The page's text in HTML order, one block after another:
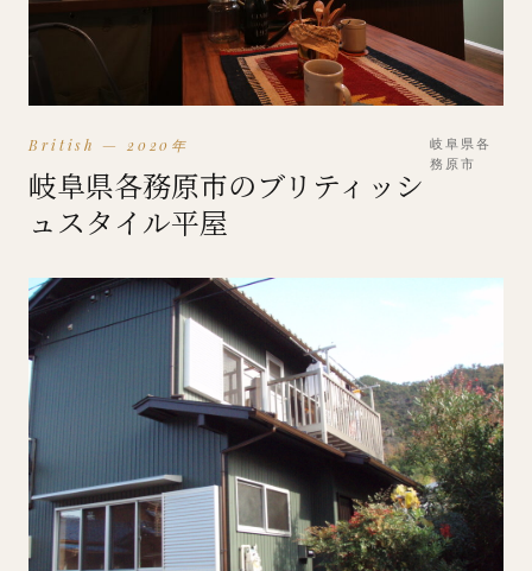
British — 2020年
岐阜県各務原市のブリティッシ
ュスタイル平屋
岐阜県各
務原市